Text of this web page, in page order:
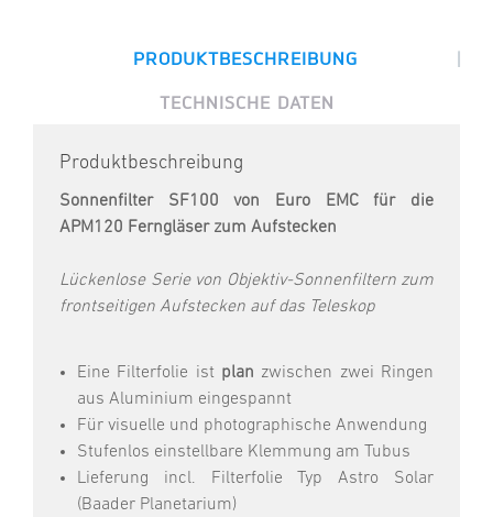
PRODUKTBESCHREIBUNG |
TECHNISCHE DATEN
Produktbeschreibung
Sonnenfilter SF100 von Euro EMC für die
APM120 Ferngläser zum Aufstecken
Lückenlose Serie von Objektiv-Sonnenfiltern zum
frontseitigen Aufstecken auf das Teleskop
Eine Filterfolie istplan zwischen zwei Ringen
aus Aluminium eingespannt
Für visuelle und photographische Anwendung
Stufenlos einstellbare Klemmung am Tubus
Lieferung incl. Filterfolie Typ Astro Solar
(Baader Planetarium)